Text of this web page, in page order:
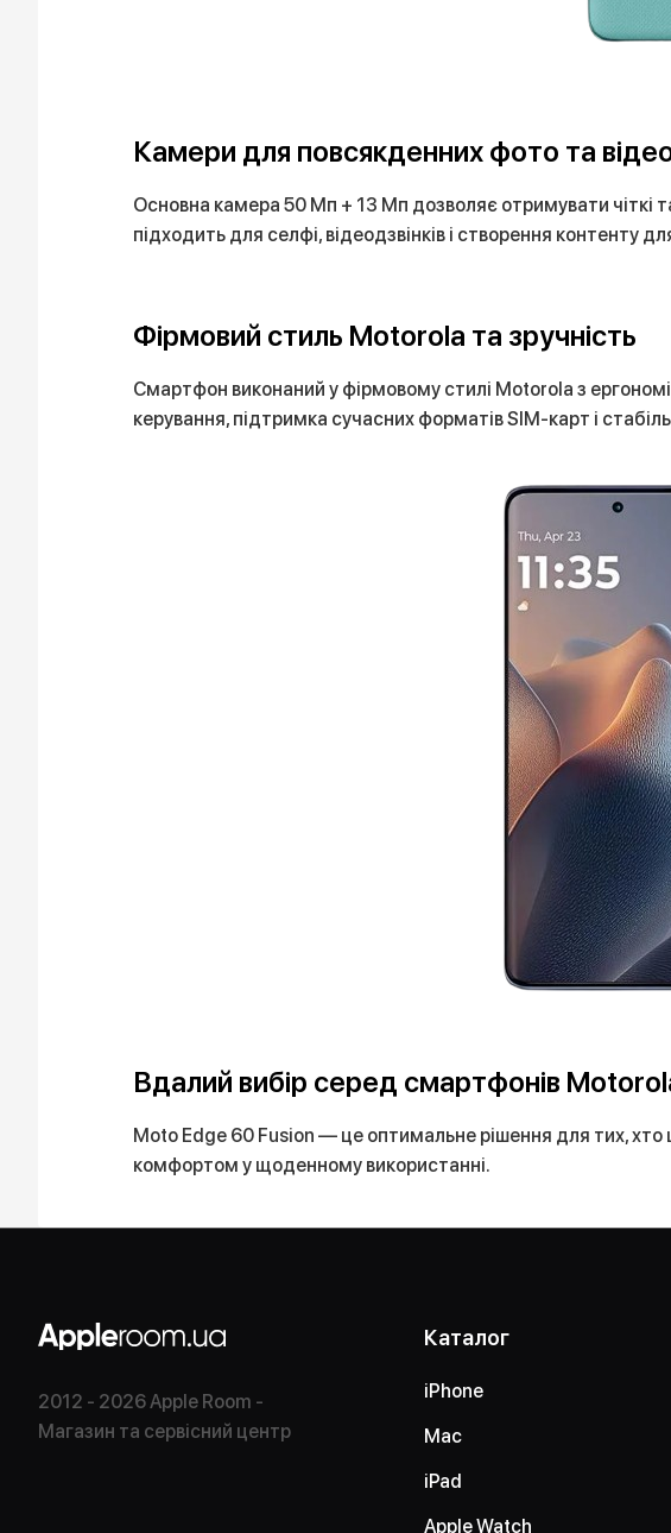
Камери для повсякденних фото та
Основна камера 50 Мп + 13 Мп дозволяє отримувати чіткі
підходить для селфі, відеодзвінків і створення контенту
Фірмовий стиль Motorola та зручність
Смартфон виконаний у фірмовому стилі Motorola з
керування, підтримка сучасних форматів SIM-карт і
Вдалий вибір серед смартфонів
Moto Edge 60 Fusion — це оптимальне рішення для тих,
комфортом у щоденному використанні.
2012 - 2026 Apple Room -
Магазин та сервісний центр
Каталог
iPhone
Mac
iPad
Apple Watch